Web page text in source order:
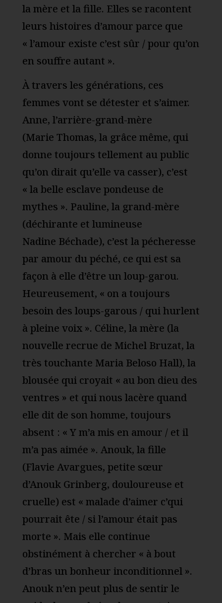
la mère et la fille. Elles se racontent
leurs histoires d’amour parce que
« l’amour existe c’est sûr / pour qu’on
en souffre autant ».
À travers les générations, ces
femmes vont se détester et s’aimer.
Anne, l’arrière-grand-mère
(Marie Thomas, la grâce même, qui
donne toujours tellement au public
qu’on dirait qu’elle va casser), c’est
« la belle esclave pondeuse de
mythes ». Pauline, la grand-mère
(déchirante et lumineuse
Nadine Béchade), c’est la pécheresse
par amour du péché, ce qui est sa
façon à elle d’être un loup-garou.
Heureusement, « on a toujours
besoin des loups-garous / qui hurlent
à pleine voix ». Céline, la mère (la
nouvelle recrue de Michel Bruzat, la
très touchante Maria Beloso Hall), la
blousée qui croyait « au bon dieu des
ventres » et qui nous lacère quand
elle dit de son homme, toujours
absent : « Y m’a mis en amour / et il
m’a pas aimée ». Anouk, la fille
(Flavie Avargues, petite sœur
d’Anouk Grinberg, douloureuse et
cruelle) est « malade d’aimer c’qui
pourrait ête / si l’amour était pas
morte ». Mais elle continue
obstinément à chercher « à bout
d’bras un bonheur inconditionnel ».
Anouk n’en peut plus de sentir le